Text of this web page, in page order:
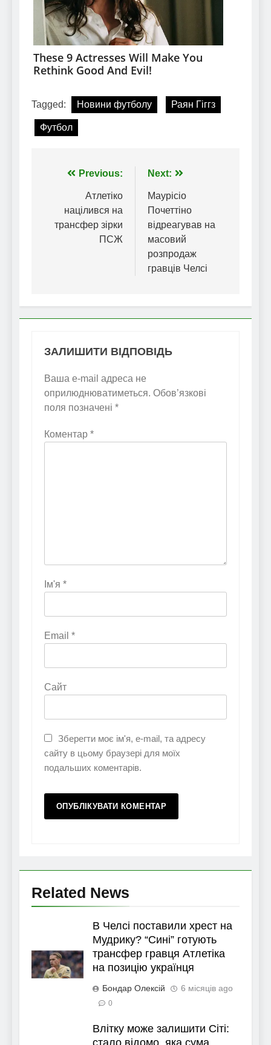
Tagged: Новини футболу Раян Гіггз
Футбол
Навігація
записів
Previous:
Атлетіко
націлився на
трансфер зірки
ПСЖ
Next:
Маурісіо
Почеттіно
відреагував на
масовий
розпродаж
гравців Челсі
ЗАЛИШИТИ ВІДПОВІДЬ
Ваша e-mail адреса не
оприлюднюватиметься. Обов’язкові
поля позначені *
Коментар *
Ім'я *
Email *
Сайт
Зберегти моє ім'я, e-mail, та адресу
сайту в цьому браузері для моїх
подальших коментарів.
Related News
В Челсі поставили хрест на
Мудрику? “Сині” готують
трансфер гравця Атлетіка
на позицію українця
Бондар Олексій 6 місяців ago
0
Влітку може залишити Сіті:
стало відомо, яка сума